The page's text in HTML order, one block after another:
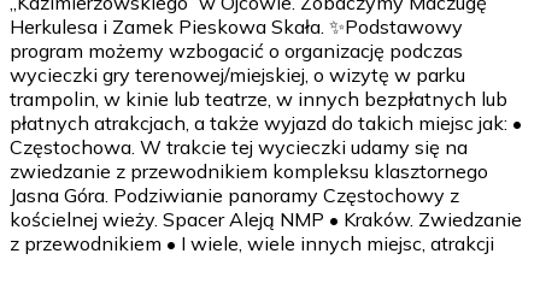
Herkulesa i Zamek Pieskowa Skała. ✨Podstawowy
program możemy wzbogacić o organizację podczas
wycieczki gry terenowej/miejskiej, o wizytę w parku
trampolin, w kinie lub teatrze, w innych bezpłatnych lub
płatnych atrakcjach, a także wyjazd do takich miejsc jak: •
Częstochowa. W trakcie tej wycieczki udamy się na
zwiedzanie z przewodnikiem kompleksu klasztornego
Jasna Góra. Podziwianie panoramy Częstochowy z
kościelnej wieży. Spacer Aleją NMP • Kraków. Zwiedzanie
z przewodnikiem • I wiele, wiele innych miejsc, atrakcji